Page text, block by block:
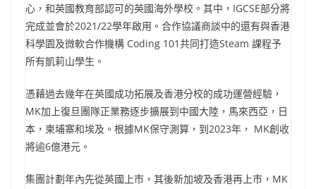
心，和英國教育部認可的英國海外學校。其中，IGCSE部分將
完成並會於2021/22學年啟用。合作協議商談中的還有與香港
科學園及微軟合作機構 Coding 101共同打造Steam 課程予
所有凱莉山學生。
憑藉過去幾年在英國成功拓展及香港分校的成功運營經驗，
MK加上復旦團隊正業務逐步擴展到中國大陸，馬來西亞，日
本，柬埔寨和埃及。根據MK保守測算，到2023年， MK創收
將逾6億港元。
集團計劃年內先從英國上市，其後新加坡及香港再上市，MK